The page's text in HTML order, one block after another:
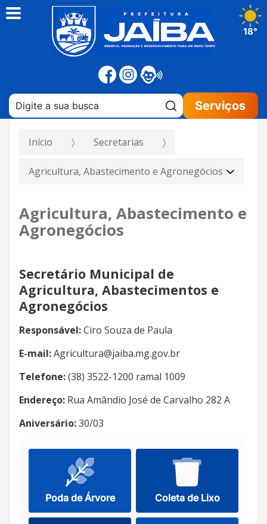
Pesquisar:
Serviços
18°
Início Secretarias
Agricultura, Abastecimento e Agronegócios
Agricultura, Abastecimento e
Agronegócios
Secretário Municipal de
Agricultura, Abastecimentos e
Agronegócios
Responsável:Ciro Souza de Paula
E-mail:Agricultura@jaiba.mg.gov.br
Telefone:(38) 3522-1200 ramal 1009
Endereço: Rua Amândio José de Carvalho 282 A
Aniversário:30/03
Poda de Árvore Coleta de Lixo